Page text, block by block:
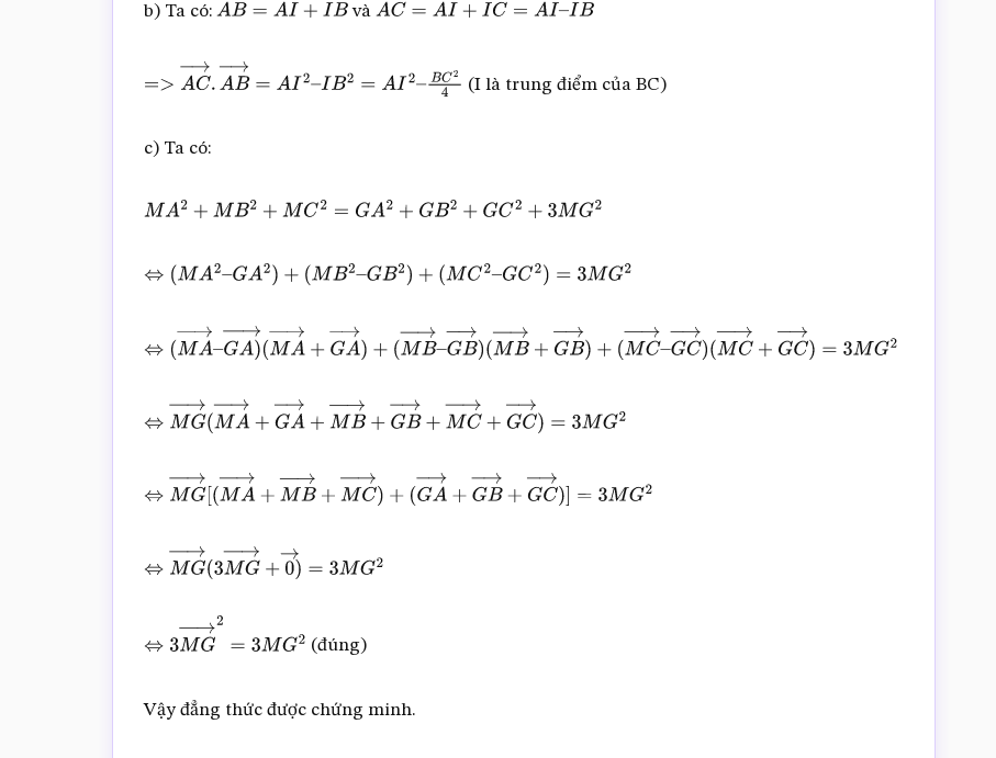
b) Ta có: AB→= AI→+IB→
và AC→= AI→ +I C→=AI→–
=> AC→. AB→= AI2 B2= AI2 –BC (I là trung điểm của BC)
c) Ta có:
MA2 M B2+M C 2=GA GB2+ C 2+3 G 2
⇔ MA2– A2)+( M B2–GB +(M C – GC2)= M G
⇔ MA→ –GA)→(MA →+GA → )+(M →–GB→)( M B→+ G →)+( MC→–GC→)
⇔ MG→(MA→ +GA → +MB → +GB → +MC → +GC→) =3M G
⇔ MG →[(MA → +MB → +MC → )
+
⇔ MG→(3M G→ +0→)=3M G
⇔ 3MG → MG 2 (đúng)
Vậy đẳng thức được chứng minh.